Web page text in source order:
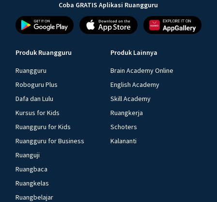
Coba GRATIS Aplikasi Ruangguru
Produk Ruangguru
Ruangguru
Roboguru Plus
Dafa dan Lulu
Kursus for Kids
Ruangguru for Kids
Ruangguru for Business
Ruanguji
Ruangbaca
Ruangkelas
Ruangbelajar
Produk Lainnya
Brain Academy Online
English Academy
Skill Academy
Ruangkerja
Schoters
Kalananti